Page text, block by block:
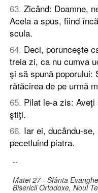
63. Zicând: Doamne,
Acela a spus, fiind
scula.
64. Deci, porunceşte
treia zi, ca nu cumva
şi să spună poporului:
rătăcirea de pe urmă
65. Pilat le-a zis:
ştiţi.
66. Iar ei, ducându-
pecetluind piatra.
--
Matei 27 - Sfânta
Bisericii Ortodoxe, Noul